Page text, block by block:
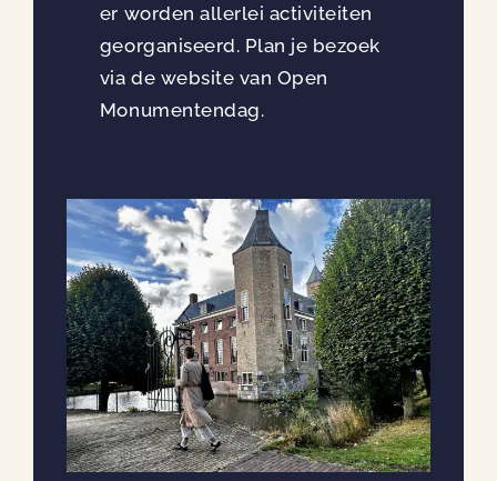
er worden allerlei activiteiten
georganiseerd. Plan je bezoek
via de website van Open
Monumentendag.